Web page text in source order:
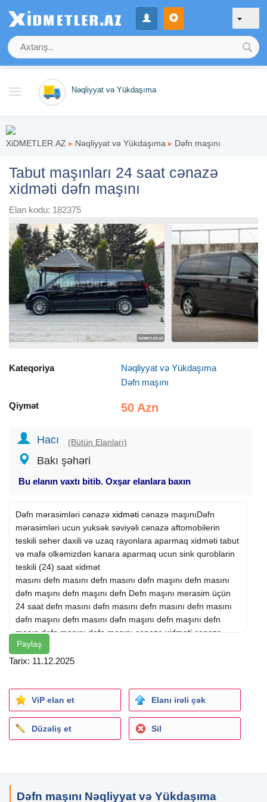
Nəqliyyat və Yükdaşıma
XiDMETLER.AZ ▸ Nəqliyyat və Yükdaşıma ▸ Dəfn maşını
Tabut maşınları 24 saat cənazə
xidməti dəfn maşını
Elan kodu: 182375
Kateqoriya
Nəqliyyat və Yükdaşıma
Dəfn maşını
Qiymət 50 Azn
Hacı (Bütün Elanları)
Bakı şəhəri
Bu elanın vaxtı bitib. Oxşar elanlara baxın
Dəfn mərasimləri cənazə xidməti cənazə maşınıDəfn
mərasimləri ucun yuksək səviyəli cənazə aftomobilerin
teskili seher daxili və uzaq rayonlara aparmaq xidməti tabut
və mafə olkəmizdən kanara aparmaq ucun sink quroblarin
teskili (24) saat xidmət
masını defn masını defn masını dəfn maşını defn masını
dəfn maşını defn maşını defn Defn maşını merasim üçün
24 saat defn masını dəfn masını defn masını defn masını
dəfn maşını defn masını dəfn maşını defn maşını defn
masın defn maşını dəfn masını cenaze xidmeti cənazə
xidməti cənazə xidmeti cenaze xidmeti (24) saat
xidmetmasın defn maşını dəfn masını cenaze xidmeti
masini cenaze masini cenaze maşını cənazə maşını meyit
maşını xidmeti (24) saatmasını defn masını defn masını
dəfn maşını defn masını dəfn maşını defn maşını defn
Defn maşını merasim üçün 24 saat defn masını dəfn
cenaze xidmeti (24) saat xidmetmasın defn maşını dəfn
Paylaş
Tarix: 11.12.2025
ViP elan et Elanı irəli çək
Düzəliş et Sil
Dəfn maşını Nəqliyyat və Yükdaşıma